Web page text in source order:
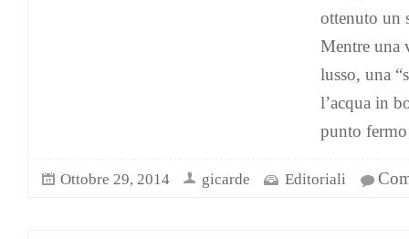
ottenuto un
Mentre una
lusso, una
l’acqua in
punto
Ottobre 29, 2014 gicarde Editoriali